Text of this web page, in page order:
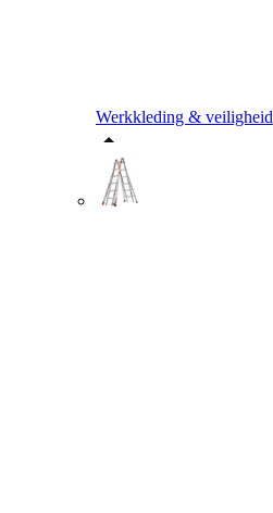
Werkkleding & veiligheid